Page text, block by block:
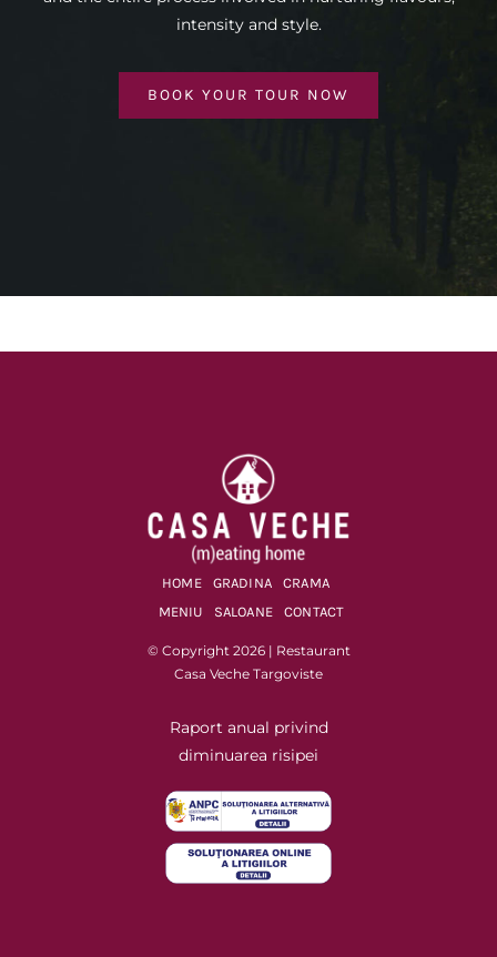
intensity and style.
BOOK YOUR TOUR NOW
HOME GRADINA
CRAMA
MENIU
SALOANE CONTACT
© Copyright 2026 | Restaurant
Casa Veche Targoviste
Raport anual privind
diminuarea risipei